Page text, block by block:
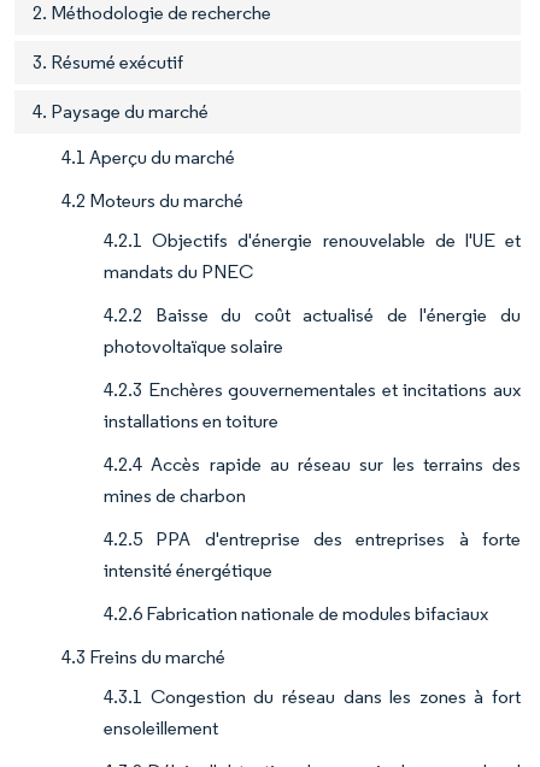
2. Méthodologie de recherche
3. Résumé exécutif
4. Paysage du marché
4.1 Aperçu du marché
4.2 Moteurs du marché
4.2.1 Objectifs d'énergie renouvelable de l'UE et
mandats du PNEC
4.2.2 Baisse du coût actualisé de l'énergie du
photovoltaïque solaire
4.2.3 Enchères gouvernementales et incitations aux
installations en toiture
4.2.4 Accès rapide au réseau sur les terrains des
mines de charbon
4.2.5 PPA d'entreprise des entreprises à forte
intensité énergétique
4.2.6 Fabrication nationale de modules bifaciaux
4.3 Freins du marché
4.3.1 Congestion du réseau dans les zones à fort
ensoleillement